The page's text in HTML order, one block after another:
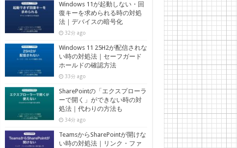
Windows 11が起動しない・回
復キーを求められる時の対処
法｜デバイスの暗号化
32分 ago
Windows 11 25H2が配信されな
い時の対処法｜セーフガード
ホールドの確認方法
33分 ago
SharePointの「エクスプローラ
ーで開く」ができない時の対
処法｜代わりの方法も
34分 ago
TeamsからSharePointが開けな
い時の対処法｜リンク・ファ